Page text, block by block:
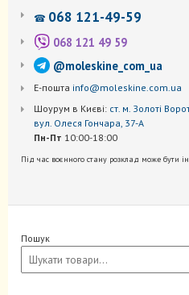
☎ 068 121-49-59
068 121 49 59
@moleskine_com_ua
Е-пошта info@moleskine.com.ua
Шоурум в Києві: ст. м. Золоті
вул. Олеся Гончара, 37-А
Пн-Пт 10:00-18:00
Під час воєнного стану розклад може бути
Пошук